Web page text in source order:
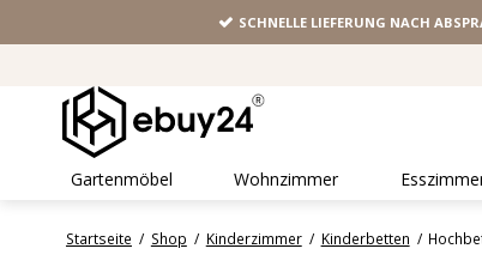
SCHNELLE LIEFERUNG NACH
Gartenmöbel Wohnzimmer
Startseite / Shop / Kinderzimmer / Kinderbetten /